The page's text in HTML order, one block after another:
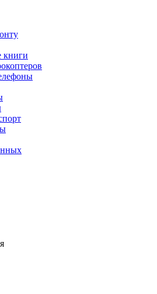
книги